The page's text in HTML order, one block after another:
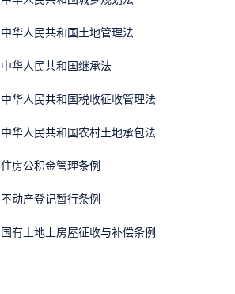
· 中华人民共和国土地管理法
· 中华人民共和国继承法
· 中华人民共和国税收征收管理法
· 中华人民共和国农村土地承包法
· 住房公积金管理条例
· 不动产登记暂行条例
· 国有土地上房屋征收与补偿条例